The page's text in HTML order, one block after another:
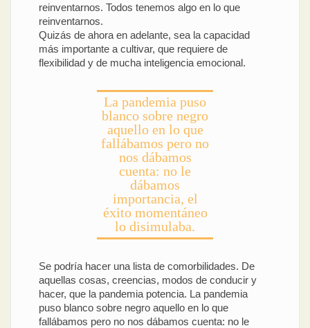
reinventarnos. Todos tenemos algo en lo que
reinventarnos.
Quizás de ahora en adelante, sea la capacidad
más importante a cultivar, que requiere de
flexibilidad y de mucha inteligencia emocional.
La pandemia puso
blanco sobre negro
aquello en lo que
fallábamos pero no
nos dábamos
cuenta: no le
dábamos
importancia, el
éxito momentáneo
lo disimulaba.
Se podría hacer una lista de comorbilidades. De
aquellas cosas, creencias, modos de conducir y
hacer, que la pandemia potencia. La pandemia
puso blanco sobre negro aquello en lo que
fallábamos pero no nos dábamos cuenta: no le